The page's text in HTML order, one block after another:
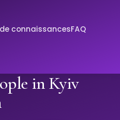
connaissancesFAQ
in Kyiv